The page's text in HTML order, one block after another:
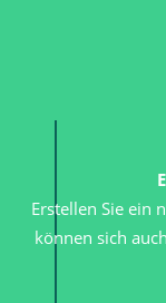
Erstellen Sie ein
können sich